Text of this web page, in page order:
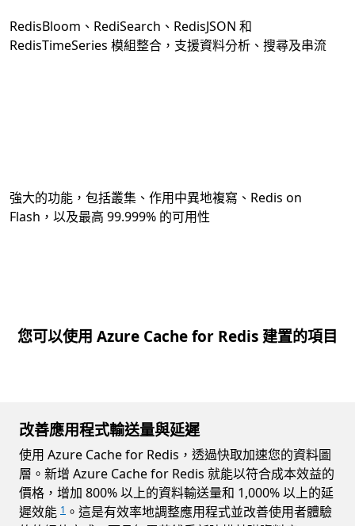
RedisBloom、RediSearch、RedisJSON 和
RedisTimeSeries 模組整合，支援資料分析、搜尋及串流
強大的功能，包括叢集、作用中異地複寫、Redis on
Flash，以及最高 99.999% 的可用性
您可以使用 Azure Cache for Redis 建置的項目
改善應用程式輸送量與延遲
使用 Azure Cache for Redis，透過快取加速您的資料圖
層。新增 Azure Cache for Redis 就能以符合成本效益的
價格，增加 800% 以上的資料輸送量和 1,000% 以上的延
遲效能 1 。這是有效率地調整應用程式並改善使用者體驗